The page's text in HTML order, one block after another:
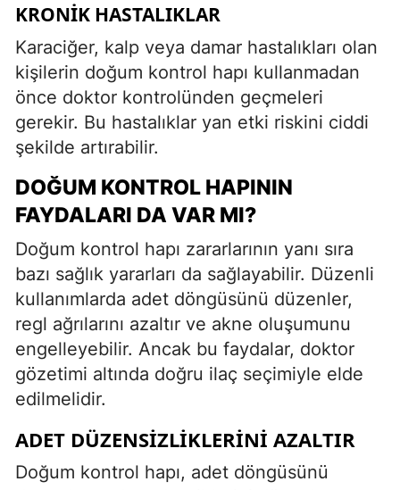
KRONIK HASTALIKLAR
Karaciğer, kalp veya damar hastalıkları olan
kişilerin doğum kontrol hapı kullanmadan
önce doktor kontrolünden geçmeleri
gerekir. Bu hastalıklar yan etki riskini ciddi
şekilde artırabilir.
DOĞUM KONTROL HAPININ
FAYDALARI DA VAR MI?
Doğum kontrol hapı zararlarının yanı sıra
bazı sağlık yararları da sağlayabilir. Düzenli
kullanımlarda adet döngüsünü düzenler,
regl ağrılarını azaltır ve akne oluşumunu
engelleyebilir. Ancak bu faydalar, doktor
gözetimi altında doğru ilaç seçimiyle elde
edilmelidir.
ADET DÜZENSIZLIKLERINI AZALTIR
Doğum kontrol hapı, adet döngüsünü